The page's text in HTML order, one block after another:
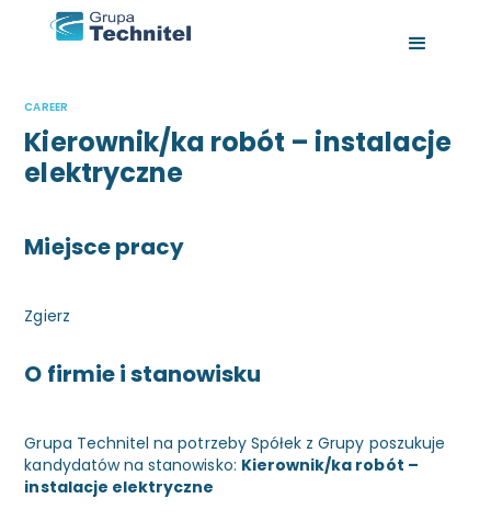
CAREER
Kierownik/ka robót – instalacje
elektryczne
Miejsce pracy
Zgierz
O firmie i stanowisku
Grupa Technitel na potrzeby Spółek z Grupy poszukuje
kandydatów na stanowisko: Kierownik/ka robót –
instalacje elektryczne